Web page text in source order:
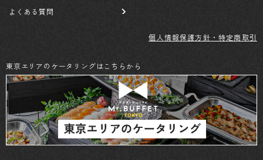
よくある質問
個人情報保護方針・特定商取引
東京エリアのケータリングはこちらから